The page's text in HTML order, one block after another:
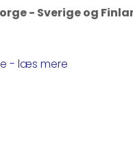
- Sverige og
- læs mere​